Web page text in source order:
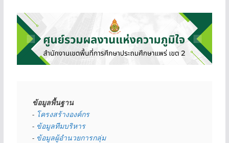
ข้อมูลพื้นฐาน
- โครงสร้างองค์กร
- ข้อมูลทีมบริหาร
- ข้อมูลผู้อำนวยการกลุ่ม